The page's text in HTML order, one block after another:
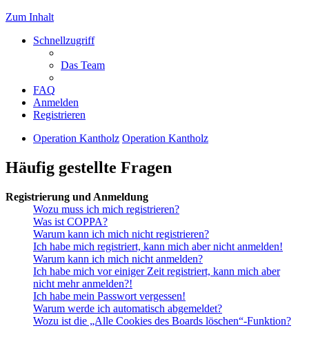
Zum Inhalt
Schnellzugriff
Das Team
FAQ
Anmelden
Registrieren
Operation Kantholz Operation Kantholz
Häufig gestellte Fragen
Registrierung und Anmeldung
Wozu muss ich mich registrieren?
Was ist COPPA?
Warum kann ich mich nicht registrieren?
Ich habe mich registriert, kann mich aber nicht anmelden!
Warum kann ich mich nicht anmelden?
Ich habe mich vor einiger Zeit registriert, kann mich aber
nicht mehr anmelden?!
Ich habe mein Passwort vergessen!
Warum werde ich automatisch abgemeldet?
Wozu ist die „Alle Cookies des Boards löschen“-Funktion?